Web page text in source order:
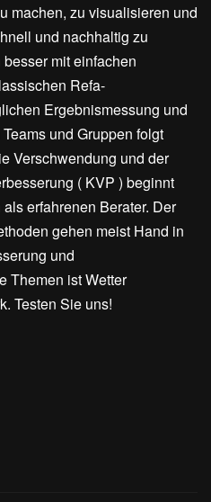
machen, zu visualisieren und
und nachhaltig zu
mit einfachen
Refa-
Ergebnismessung und
und Gruppen folgt
Verschwendung und der
( KVP ) beginnt
erfahrenen Berater. Der
gehen meist Hand in
und
Themen ist Wetter
Testen Sie uns!